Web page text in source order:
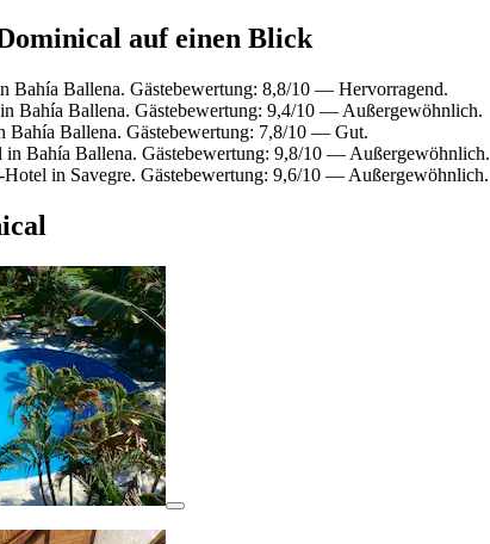
auf einen Blick
Ballena. Gästebewertung: 8,8/10 — Hervorragend.
Bahía Ballena. Gästebewertung: 9,4/10 — Außergewöhnlich.
Ballena. Gästebewertung: 7,8/10 — Gut.
Bahía Ballena. Gästebewertung: 9,8/10 — Außergewöhnlich.
in Savegre. Gästebewertung: 9,6/10 — Außergewöhnlich.